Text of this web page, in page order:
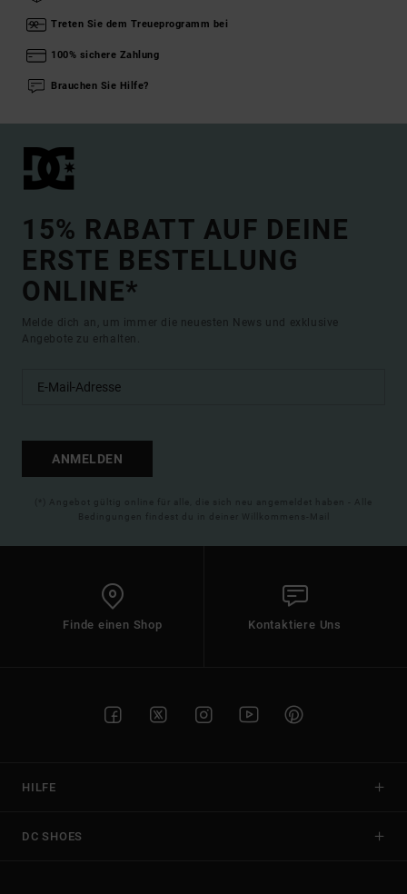
Treten Sie dem Treueprogramm bei
100% sichere Zahlung
Brauchen Sie Hilfe?
15% RABATT AUF DEINE
ERSTE BESTELLUNG
ONLINE*
Melde dich an, um immer die neuesten News und exklusive
Angebote zu erhalten.
ANMELDEN
(*) Angebot gültig online für alle, die sich neu angemeldet haben - Alle
Bedingungen findest du in deiner Willkommens-Mail
Finde einen Shop Kontaktiere Uns
HILFE
DC SHOES